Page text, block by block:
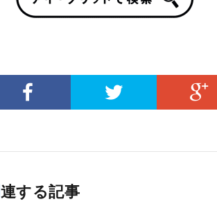
関連する記事